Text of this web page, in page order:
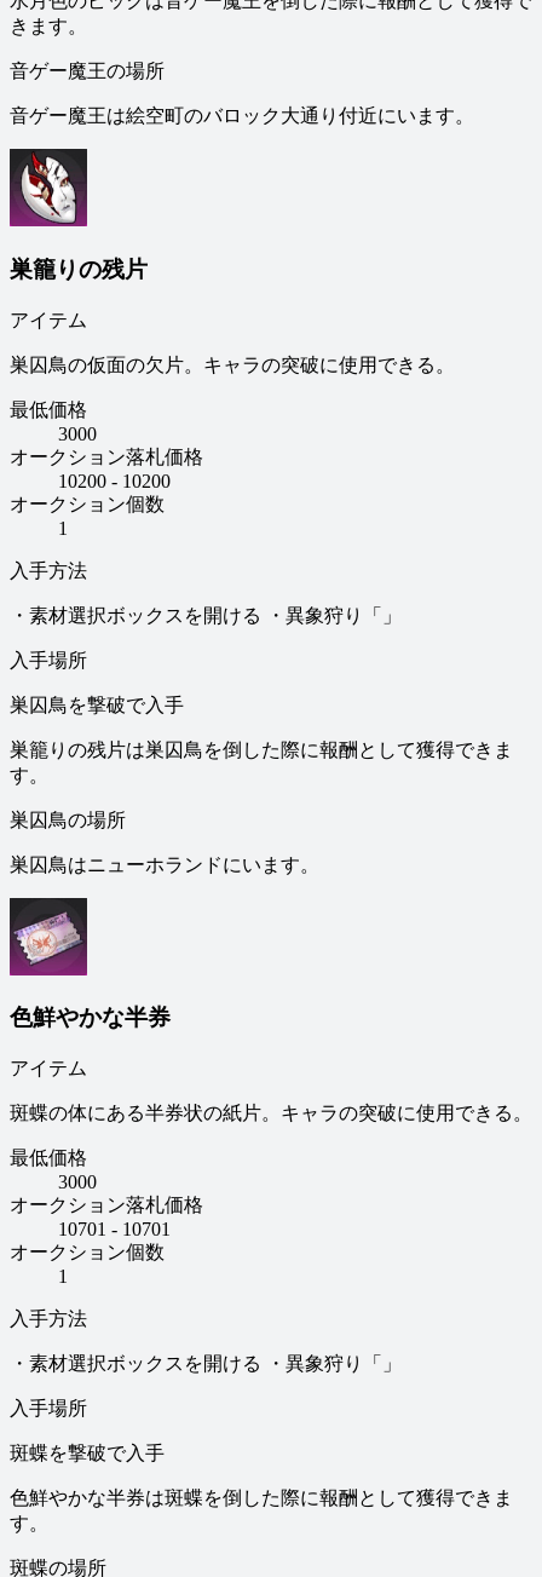
きます。
音ゲー魔王の場所
音ゲー魔王は絵空町のバロック大通り付近にいます。
巣籠りの残片
アイテム
巣囚鳥の仮面の欠片。キャラの突破に使用できる。
最低価格
3000
オークション落札価格
10200 - 10200
オークション個数
1
入手方法
・素材選択ボックスを開ける ・異象狩り「」
入手場所
巣囚鳥を撃破で入手
巣籠りの残片は巣囚鳥を倒した際に報酬として獲得できま
す。
巣囚鳥の場所
巣囚鳥はニューホランドにいます。
色鮮やかな半券
アイテム
斑蝶の体にある半券状の紙片。キャラの突破に使用できる。
最低価格
3000
オークション落札価格
10701 - 10701
オークション個数
1
入手方法
・素材選択ボックスを開ける ・異象狩り「」
入手場所
斑蝶を撃破で入手
色鮮やかな半券は斑蝶を倒した際に報酬として獲得できま
す。
斑蝶の場所